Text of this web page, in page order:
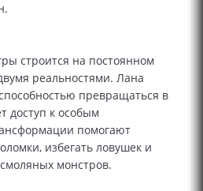
строится на постоянном
реальностями. Лана
превращаться в
доступ к особым
помогают
избегать ловушек и
монстров.